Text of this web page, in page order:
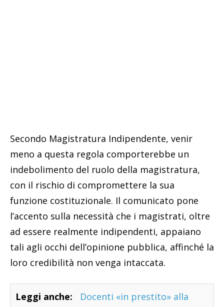
Secondo Magistratura Indipendente, venir
meno a questa regola comporterebbe un
indebolimento del ruolo della magistratura,
con il rischio di compromettere la sua
funzione costituzionale. Il comunicato pone
l’accento sulla necessità che i magistrati, oltre
ad essere realmente indipendenti, appaiano
tali agli occhi dell’opinione pubblica, affinché la
loro credibilità non venga intaccata.
Leggi anche:
Docenti «in prestito» alla